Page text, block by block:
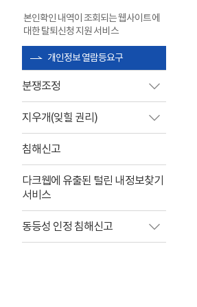
본인확인 내역이 조회되는 웹사이트에
대한 탈퇴신청 지원 서비스
개인정보 열람등요구
분쟁조정
지우개(잊힐 권리)
침해신고
다크웹에 유출된 털린 내정보찾기
서비스
동등성 인정 침해신고